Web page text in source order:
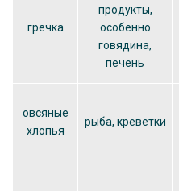
гречка
продукты,
особенно
говядина,
печень
овсяные
хлопья
рыба, креветки